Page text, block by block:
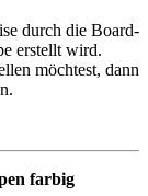
durch die Board-
erstellt wird.
möchtest, dann
farbig